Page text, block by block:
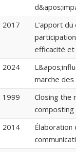
2017
L’apport
efficacité
2024
marche des
1999
Closing the
composting
2014
Élaboration